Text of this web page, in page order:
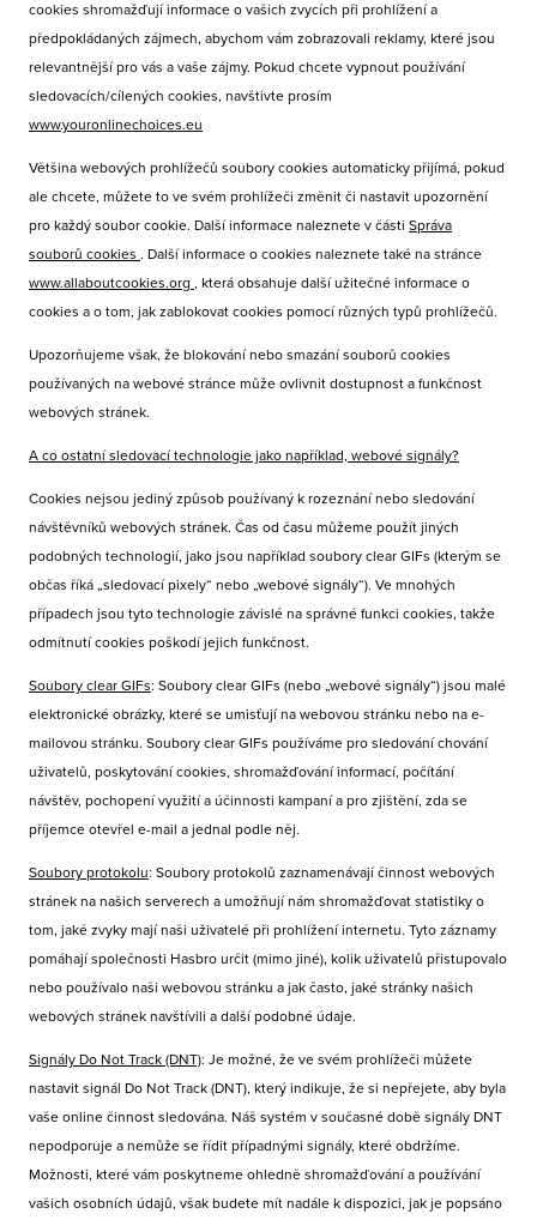
cookies shromažďují informace o vašich zvycích při prohlížení a
předpokládaných zájmech, abychom vám zobrazovali reklamy, které jsou
relevantnější pro vás a vaše zájmy. Pokud chcete vypnout používání
sledovacích/cílených cookies, navštivte prosím
www.youronlinechoices.eu
Většina webových prohlížečů soubory cookies automaticky přijímá, pokud
ale chcete, můžete to ve svém prohlížeči změnit či nastavit upozornění
pro každý soubor cookie. Další informace naleznete v části Správa
souborů cookies . Další informace o cookies naleznete také na stránce
www.allaboutcookies.org , která obsahuje další užitečné informace o
cookies a o tom, jak zablokovat cookies pomocí různých typů prohlížečů.
Upozorňujeme však, že blokování nebo smazání souborů cookies
používaných na webové stránce může ovlivnit dostupnost a funkčnost
webových stránek.
A co ostatní sledovací technologie jako například, webové signály?
Cookies nejsou jediný způsob používaný k rozeznání nebo sledování
návštěvníků webových stránek. Čas od času můžeme použít jiných
podobných technologií, jako jsou například soubory clear GIFs (kterým se
občas říká „sledovací pixely“ nebo „webové signály“). Ve mnohých
případech jsou tyto technologie závislé na správné funkci cookies, takže
odmítnutí cookies poškodí jejich funkčnost.
Soubory clear GIFs: Soubory clear GIFs (nebo „webové signály“) jsou malé
elektronické obrázky, které se umisťují na webovou stránku nebo na e-
mailovou stránku. Soubory clear GIFs používáme pro sledování chování
uživatelů, poskytování cookies, shromažďování informací, počítání
návštěv, pochopení využití a účinnosti kampaní a pro zjištění, zda se
příjemce otevřel e-mail a jednal podle něj.
Soubory protokolu: Soubory protokolů zaznamenávají činnost webových
stránek na našich serverech a umožňují nám shromažďovat statistiky o
tom, jaké zvyky mají naši uživatelé při prohlížení internetu. Tyto záznamy
pomáhají společnosti Hasbro určit (mimo jiné), kolik uživatelů přistupovalo
nebo používalo naši webovou stránku a jak často, jaké stránky našich
webových stránek navštívili a další podobné údaje.
Signály Do Not Track (DNT): Je možné, že ve svém prohlížeči můžete
nastavit signál Do Not Track (DNT), který indikuje, že si nepřejete, aby byla
vaše online činnost sledována. Náš systém v současné době signály DNT
nepodporuje a nemůže se řídit případnými signály, které obdržíme.
Možnosti, které vám poskytneme ohledně shromažďování a používání
vašich osobních údajů, však budete mít nadále k dispozici, jak je popsáno